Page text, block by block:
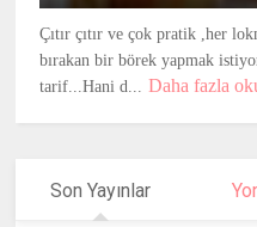
Çıtır çıtır ve çok pratik ,her
bırakan bir börek yapmak
tarif...Hani d... Daha fazla
Son Yayınlar